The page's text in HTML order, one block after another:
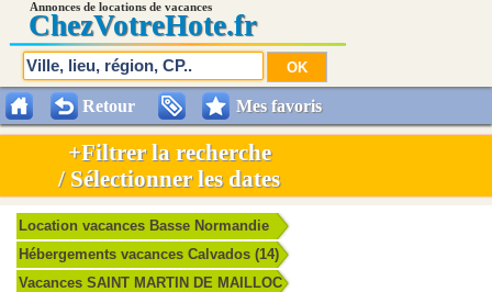
Location vacances Basse Normandie
Hébergements vacances Calvados (14)
Vacances SAINT MARTIN DE MAILLOC
Retour Mes favoris
Annonces de locations de vacances
ChezVotreHote.fr
+Filtrer la recherche
/ Sélectionner les dates